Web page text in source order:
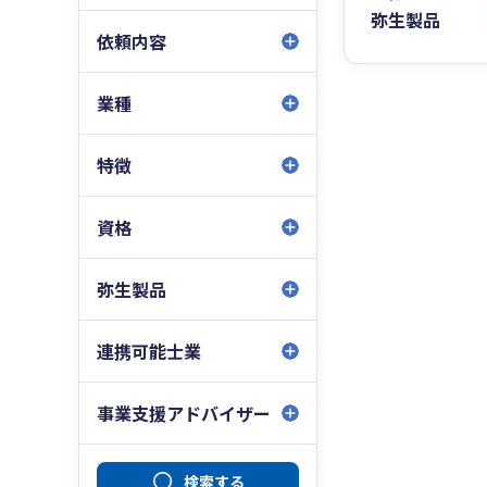
依頼内容
業種
特徴
資格
弥生製品
連携可能士業
事業支援アドバイザー
検索する
弥生製品